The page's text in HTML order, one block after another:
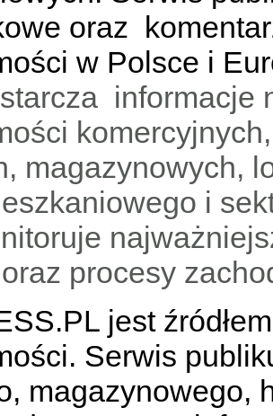
oraz
w Polsce i
informacje
magazynowych,
i
procesy
jest
Serwis
magazynowego,